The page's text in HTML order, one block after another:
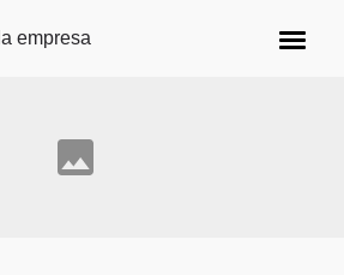
principal
empresa